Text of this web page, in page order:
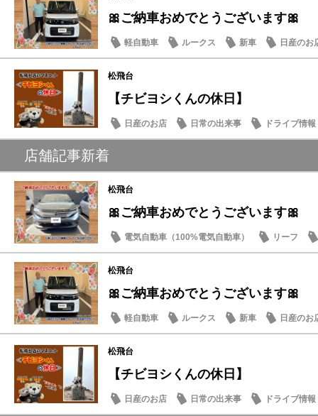
🎀ご納車おめでとうございます🎀
軽自動車 ルークス 新車 日産のお
松飛台
【チビヨシくんの休日】
日産のお店 日常の出来事 ドライブ情報
店舗記事新着
松飛台
🎀ご納車おめでとうございます🎀
電気自動車（100%電気自動車） リーフ
松飛台
🎀ご納車おめでとうございます🎀
軽自動車 ルークス 新車 日産のお
松飛台
【チビヨシくんの休日】
日産のお店 日常の出来事 ドライブ情報